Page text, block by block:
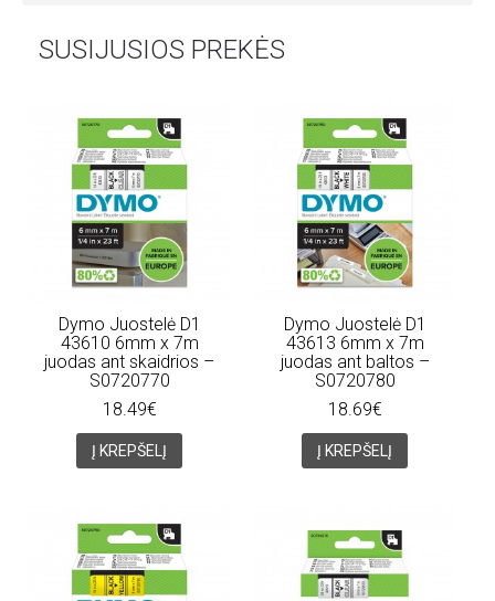
SUSIJUSIOS PREKĖS
Dymo Juostelė D1
43610 6mm x 7m
juodas ant skaidrios –
S0720770
18.49€
Į KREPŠELĮ
Dymo Juostelė D1
43613 6mm x 7m
juodas ant baltos –
S0720780
18.69€
Į KREPŠELĮ